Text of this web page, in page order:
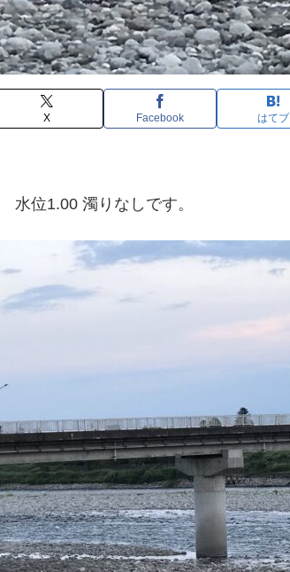
X Facebook はてブ
水位1.00 濁りなしです。